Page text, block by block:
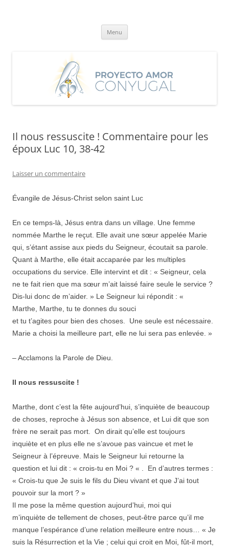
Menu
Il nous ressuscite ! Commentaire pour les
époux Luc 10, 38-42
Laisser un commentaire
Évangile de Jésus-Christ selon saint Luc
En ce temps-là, Jésus entra dans un village. Une femme
nommée Marthe le reçut. Elle avait une sœur appelée Marie
qui, s’étant assise aux pieds du Seigneur, écoutait sa parole.
Quant à Marthe, elle était accaparée par les multiples
occupations du service. Elle intervint et dit : « Seigneur, cela
ne te fait rien que ma sœur m’ait laissé faire seule le service ?
Dis-lui donc de m’aider. » Le Seigneur lui répondit : «
Marthe, Marthe, tu te donnes du souci
et tu t’agites pour bien des choses. Une seule est nécessaire.
Marie a choisi la meilleure part, elle ne lui sera pas enlevée. »
– Acclamons la Parole de Dieu.
Il nous ressuscite !
Marthe, dont c’est la fête aujourd’hui, s’inquiète de beaucoup
de choses, reproche à Jésus son absence, et Lui dit que son
frère ne serait pas mort. On dirait qu’elle est toujours
inquiète et en plus elle ne s’avoue pas vaincue et met le
Seigneur à l’épreuve. Mais le Seigneur lui retourne la
question et lui dit : « crois-tu en Moi ? « . En d’autres termes :
« Crois-tu que Je suis le fils du Dieu vivant et que J’ai tout
pouvoir sur la mort ? »
Il me pose la même question aujourd’hui, moi qui
m’inquiète de tellement de choses, peut-être parce qu’il me
manque l’espérance d’une relation meilleure entre nous… « Je
suis la Résurrection et la Vie ; celui qui croit en Moi, fût-il mort,